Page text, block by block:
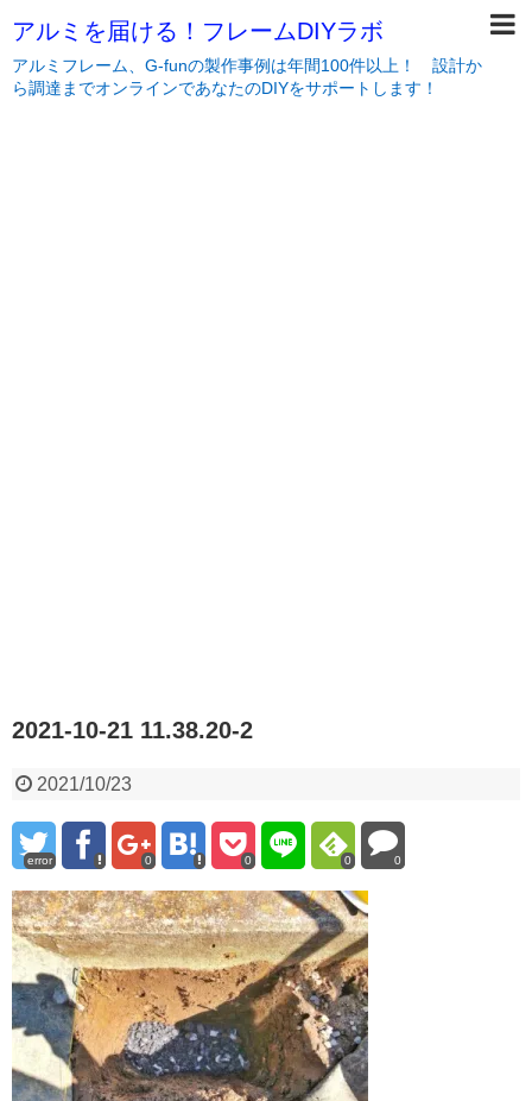
アルミを届ける！フレームDIYラボ
アルミフレーム、G-funの製作事例は年間100件以上！ 設計か
ら調達までオンラインであなたのDIYをサポートします！
2021-10-21 11.38.20-2
2021/10/23
error 0 0 0 0